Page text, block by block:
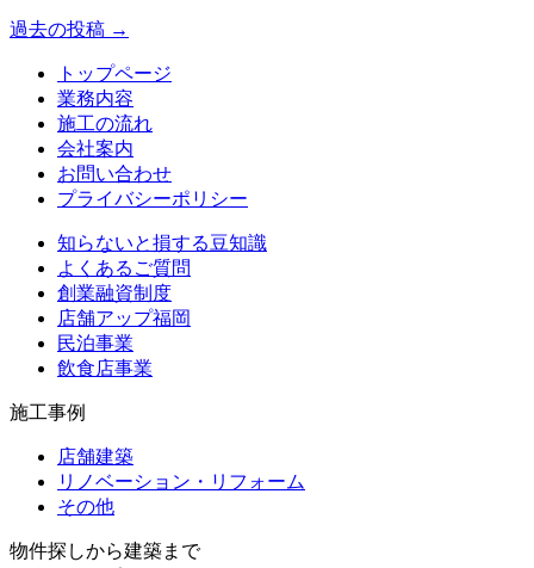
過去の投稿 →
トップページ
業務内容
施工の流れ
会社案内
お問い合わせ
プライバシーポリシー
知らないと損する豆知識
よくあるご質問
創業融資制度
店舗アップ福岡
民泊事業
飲食店事業
施工事例
店舗建築
リノベーション・リフォーム
その他
物件探しから建築まで